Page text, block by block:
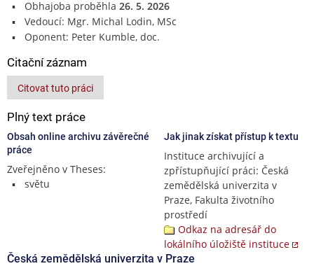
Obhajoba proběhla 26. 5. 2026
Vedoucí: Mgr. Michal Lodin, MSc
Oponent: Peter Kumble, doc.
Citační záznam
Citovat tuto práci
Plný text práce
Obsah online archivu závěrečné
práce
Zveřejněno v Theses:
světu
Jak jinak získat přístup k textu
Instituce archivující a
zpřístupňující práci: Česká
zemědělská univerzita v
Praze, Fakulta životního
prostředí
Odkaz na adresář do
lokálního úložiště instituce
Česká zemědělská univerzita v Praze